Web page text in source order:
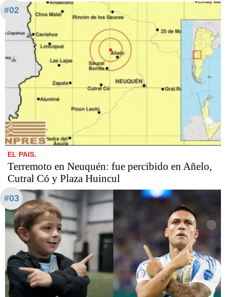
#02
EL PAIS.
Terremoto en Neuquén: fue percibido en Añelo,
Cutral Có y Plaza Huincul
#03